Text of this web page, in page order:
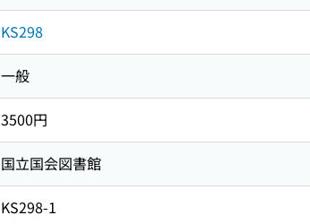
KS298
一般
3500円
国立国会図書館
KS298-1